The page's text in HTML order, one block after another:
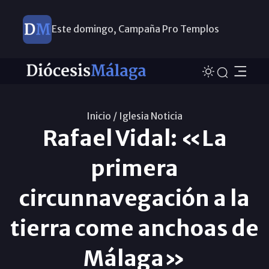
Este domingo, Campaña Pro Templos
Inicio / Iglesia Noticia
Rafael Vidal: «La
primera
circunnavegación a la
tierra come anchoas de
Málaga»